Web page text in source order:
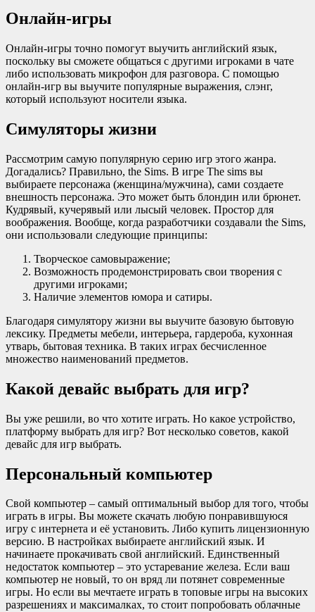
Онлайн-игры
Онлайн-игры точно помогут выучить английский язык,
поскольку вы сможете общаться с другими игроками в чате
либо использовать микрофон для разговора. С помощью
онлайн-игр вы выучите популярные выражения, слэнг,
который используют носители языка.
Симуляторы жизни
Рассмотрим самую популярную серию игр этого жанра.
Догадались? Правильно, the Sims. В игре The sims вы
выбираете персонажа (женщина/мужчина), сами создаете
внешность персонажа. Это может быть блондин или брюнет.
Кудрявый, кучерявый или лысый человек. Простор для
воображения. Вообще, когда разработчики создавали the Sims,
они использовали следующие принципы:
Творческое самовыражение;
Возможность продемонстрировать свои творения с
другими игроками;
Наличие элементов юмора и сатиры.
Благодаря симулятору жизни вы выучите базовую бытовую
лексику. Предметы мебели, интерьера, гардероба, кухонная
утварь, бытовая техника. В таких играх бесчисленное
множество наименований предметов.
Какой девайс выбрать для игр?
Вы уже решили, во что хотите играть. Но какое устройство,
платформу выбрать для игр? Вот несколько советов, какой
девайс для игр выбрать.
Персональный компьютер
Свой компьютер – самый оптимальный выбор для того, чтобы
играть в игры. Вы можете скачать любую понравившуюся
игру с интернета и её установить. Либо купить лицензионную
версию. В настройках выбираете английский язык. И
начинаете прокачивать свой английский. Единственный
недостаток компьютер – это устаревание железа. Если ваш
компьютер не новый, то он вряд ли потянет современные
игры. Но если вы мечтаете играть в топовые игры на высоких
разрешениях и максималках, то стоит попробовать облачные